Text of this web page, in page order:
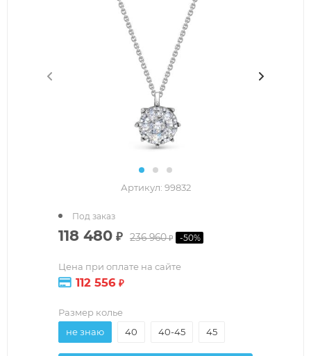
Артикул: 99832
118 480 ₽ 236 960₽ -50%
Цена при оплате на сайте
112 556 ₽
Под заказ
Размер колье
не знаю
40 40-45 45